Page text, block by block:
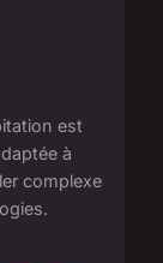
est
à
complexe